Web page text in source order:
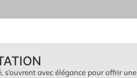
avec élégance pour offrir une